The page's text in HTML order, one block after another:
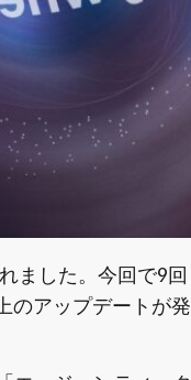
ました。今回で9回
のアップデートが発